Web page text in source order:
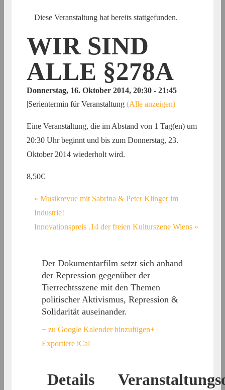
Diese Veranstaltung hat bereits stattgefunden.
WIR SIND
ALLE §278A
Donnerstag, 16. Oktober 2014, 20:30 - 21:45
|Serientermin für Veranstaltung (Alle anzeigen)
Eine Veranstaltung, die im Abstand von 1 Tag(en) um
20:30 Uhr beginnt und bis zum Donnerstag, 23.
Oktober 2014 wiederholt wird.
8,50€
« Musikrevue mit Sabrina & Peter Klinger im
Industrie!
Innovationspreis .14 der freien Kulturszene Wiens »
Der Dokumentarfilm setzt sich anhand
der Repression gegenüber der
Tierrechtsszene mit den Themen
politischer Aktivismus, Repression &
Solidarität auseinander.
+ zu Google Kalender hinzufügen+
Exportiere iCal
Details